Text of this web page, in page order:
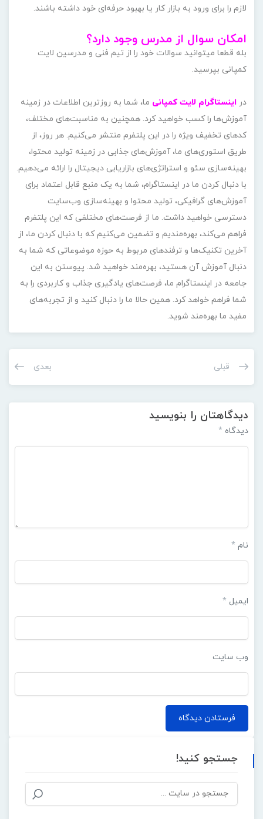
لازم را برای ورود به بازار کار یا بهبود حرفه‌ای خود داشته باشند.
امکان سوال از مدرس وجود دارد؟
بله قطعا میتوانید سوالات خود را از تیم فنی و مدرسین لایت
کمپانی بپرسید.
در اینستاگرام لایت کمپانی ما، شما به روزترین اطلاعات در زمینه
آموزش‌ها را کسب خواهید کرد. همچنین به مناسبت‌های مختلف،
کدهای تخفیف ویژه را در این پلتفرم منتشر می‌کنیم. هر روز، از
طریق استوری‌های ما، آموزش‌های جذابی در زمینه تولید محتوا،
بهینه‌سازی سئو و استراتژی‌های بازاریابی دیجیتال را ارائه می‌دهیم.
با دنبال کردن ما در اینستاگرام، شما به یک منبع قابل اعتماد برای
آموزش‌های گرافیکی، تولید محتوا و بهینه‌سازی وب‌سایت
دسترسی خواهید داشت. ما از فرصت‌های مختلفی که این پلتفرم
فراهم می‌کند، بهره‌مندیم و تضمین می‌کنیم که با دنبال کردن ما، از
آخرین تکنیک‌ها و ترفندهای مربوط به حوزه موضوعاتی که شما به
دنبال آموزش آن هستید، بهره‌مند خواهید شد. پیوستن به این
جامعه در اینستاگرام ما، فرصت‌های یادگیری جذاب و کاربردی را به
شما فراهم خواهد کرد. همین حالا ما را دنبال کنید و از تجربه‌های
مفید ما بهره‌مند شوید.
قبلی بعدی
دیدگاهتان را بنویسید
دیدگاه *
نام *
ایمیل *
وب‌ سایت
جستجو کنید!